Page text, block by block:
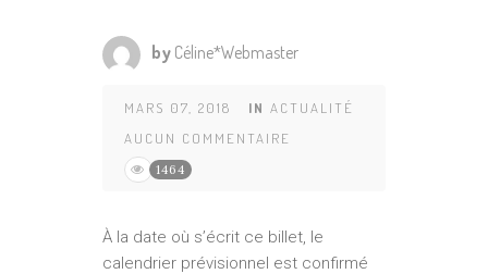
by Céline*Webmaster
MARS 07, 2018 IN ACTUALITÉ
AUCUN COMMENTAIRE
1464
À la date où s’écrit ce billet, le
calendrier prévisionnel est confirmé